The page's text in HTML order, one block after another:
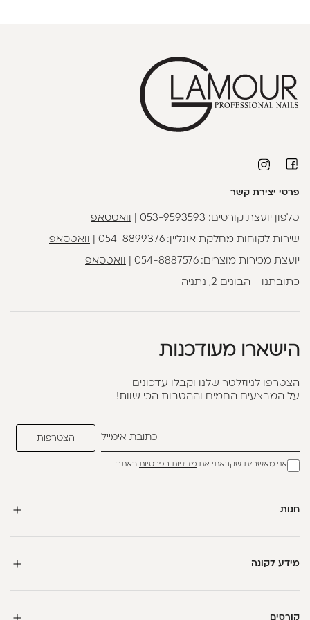
פרטי יצירת קשר
טלפון יועצת קורסים: 053-9593593 וואטסאפ
שירות לקוחות מחלקת אונליין:054-8899376 וואטסאפ
יועצת מכירות מוצרים:054-8887576 וואטסאפ
כתובתנו - הבונים 2, נתניה
הישארו מעודכנות
הצטרפו לניוזלטר שלנו וקבלו עדכונים
על המבצעים החמים וההטבות הכי שוות!
אני מאשר/ת שקראתי את מדיניות הפרטיותבאתר
חנות
מידע לקונה
קורסים